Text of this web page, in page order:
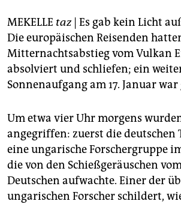
fragen & hilfe
unterstützen
abo
genossenschaft
epaper login
MEKELLE taz| Es gab kein Licht
Die europäischen Reisenden
Mitternachtsabstieg vom Vulkan
absolviert und schliefen; ein
Sonnenaufgang am 17. Januar
Um etwa vier Uhr morgens
angegriffen: zuerst die deutschen
eine ungarische Forschergruppe
die von den Schießgeräuschen
Deutschen aufwachte. Einer der
ungarischen Forscher schildert,